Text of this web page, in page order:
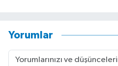
Yorumlar